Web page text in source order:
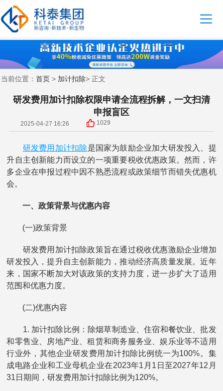
当前位置： 首页 > 加计扣除> 正文
研发费用加计扣除权限申请全流程拆解，一文扫清
申报盲区
2025-04-27 16:26 1029
研发费用加计扣除是国家为鼓励企业加大研发投入、提
升自主创新能力而设立的一项重要税收优惠政策。然而，许
多企业在申报过程中因不熟悉流程或政策细节而错失优惠机
会。
一、政策背景与优惠内容
(一)政策背景
研发费用加计扣除政策旨在通过税收优惠激励企业增加
研发投入，提升自主创新能力，推动经济高质量发展。近年
来，国家不断加大对该政策的支持力度，进一步扩大了适用
范围和优惠力度。
(二)优惠内容
1. 加计扣除比例：除烟草制造业、住宿和餐饮业、批发
和零售业、房地产业、租赁和商务服务业、娱乐业等不适用
行业外，其他企业研发费用加计扣除比例统一为100%。集
成电路企业和工业母机企业在2023年1月1日至2027年12月
31日期间，研发费用加计扣除比例为120%。